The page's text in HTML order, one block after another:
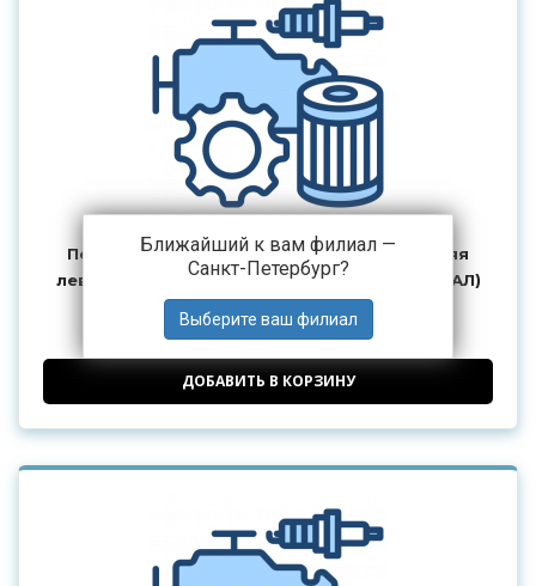
Ближайший к вам филиал —
Санкт-Петербург?
Полуось УРАЛ переднего моста внутренняя
левая усиленная L=730 (с 2003 г.) (АО АЗ УРАЛ)
от32 380 ₽
ДОБАВИТЬ В КОРЗИНУ